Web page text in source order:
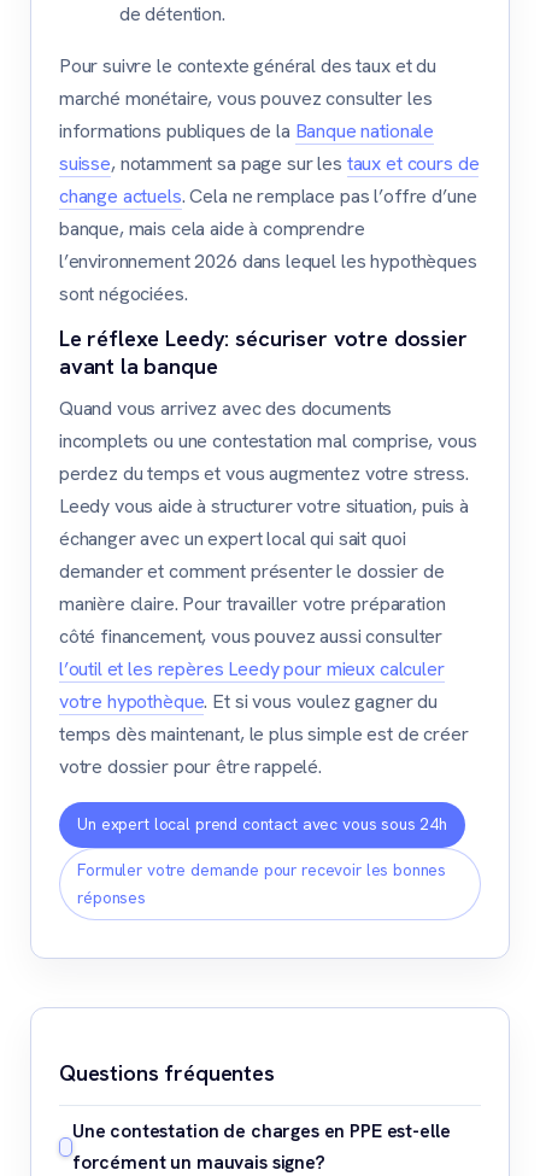
de détention.
Pour suivre le contexte général des taux et du
marché monétaire, vous pouvez consulter les
informations publiques de la Banque nationale
suisse, notamment sa page sur les taux et cours de
change actuels. Cela ne remplace pas l’offre d’une
banque, mais cela aide à comprendre
l’environnement 2026 dans lequel les hypothèques
sont négociées.
Le réflexe Leedy: sécuriser votre dossier
avant la banque
Quand vous arrivez avec des documents
incomplets ou une contestation mal comprise, vous
perdez du temps et vous augmentez votre stress.
Leedy vous aide à structurer votre situation, puis à
échanger avec un expert local qui sait quoi
demander et comment présenter le dossier de
manière claire. Pour travailler votre préparation
côté financement, vous pouvez aussi consulter
l’outil et les repères Leedy pour mieux calculer
votre hypothèque. Et si vous voulez gagner du
temps dès maintenant, le plus simple est de créer
votre dossier pour être rappelé.
Un expert local prend contact avec vous sous 24h
Formuler votre demande pour recevoir les bonnes
réponses
Questions fréquentes
Une contestation de charges en PPE est-elle
forcément un mauvais signe?